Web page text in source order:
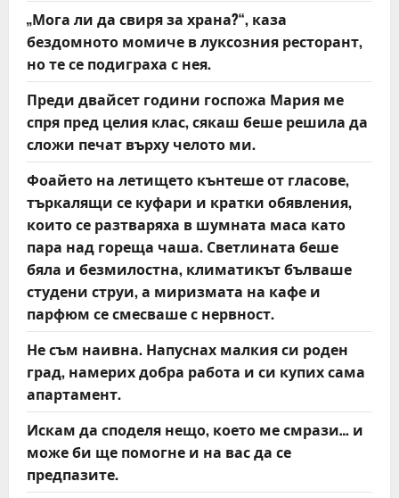
„Мога ли да свиря за храна?“, каза
бездомното момиче в луксозния ресторант,
но те се подиграха с нея.
Преди двайсет години госпожа Мария ме
спря пред целия клас, сякаш беше решила да
сложи печат върху челото ми.
Фоайето на летището кънтеше от гласове,
търкалящи се куфари и кратки обявления,
които се разтваряха в шумната маса като
пара над гореща чаша. Светлината беше
бяла и безмилостна, климатикът бълваше
студени струи, а миризмата на кафе и
парфюм се смесваше с нервност.
Не съм наивна. Напуснах малкия си роден
град, намерих добра работа и си купих сама
апартамент.
Искам да споделя нещо, което ме смрази… и
може би ще помогне и на вас да се
предпазите.